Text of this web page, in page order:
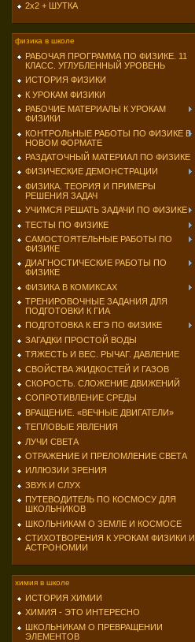
2х2 + ШУТКА
физика в школе
РАБОЧАЯ ПРОГРАММА ПО ФИЗИКЕ. 11
КЛАСС. УГЛУБЛЕННЫЙ УРОВЕНЬ
ИСТОРИЯ ФИЗИКИ
К УРОКАМ ФИЗИКИ
РАБОЧИЕ МАТЕРИАЛЫ К УРОКАМ
ФИЗИКИ
КОНТРОЛЬНЫЕ РАБОТЫ ПО ФИЗИКЕ В
НОВОМ ФОРМАТЕ
РАЗДАТОЧНЫЙ МАТЕРИАЛ ПО ФИЗИКЕ
ФИЗИЧЕСКИЕ ДЕМОНСТРАЦИИ
ФИЗИКА. ТЕОРИЯ И ПРИМЕРЫ
РЕШЕНИЯ ЗАДАЧ
УЧИМСЯ РЕШАТЬ ЗАДАЧИ ПО ФИЗИКЕ
ТЕСТЫ ПО ФИЗИКЕ
САМОСТОЯТЕЛЬНЫЕ РАБОТЫ ПО
ФИЗИКЕ
ДИАГНОСТИЧЕСКИЕ РАБОТЫ ПО
ФИЗИКЕ
ФИЗИКА В КОМИКСАХ
ТРЕНИРОВОЧНЫЕ ЗАДАНИЯ ДЛЯ
ПОДГОТОВКИ К ГИА
ПОДГОТОВКА К ЕГЭ ПО ФИЗИКЕ
ЗАГАДКИ ПРОСТОЙ ВОДЫ
ТЯЖЕСТЬ И ВЕС. РЫЧАГ. ДАВЛЕНИЕ
СВОЙСТВА ЖИДКОСТЕЙ И ГАЗОВ
СКОРОСТЬ. СЛОЖЕНИЕ ДВИЖЕНИЙ
СОПРОТИВЛЕНИЕ СРЕДЫ
ВРАЩЕНИЕ. «ВЕЧНЫЕ ДВИГАТЕЛИ»
ТЕПЛОВЫЕ ЯВЛЕНИЯ
ЛУЧИ СВЕТА
ОТРАЖЕНИЕ И ПРЕЛОМЛЕНИЕ СВЕТА
ИЛЛЮЗИИ ЗРЕНИЯ
ЗВУК И СЛУХ
ПУТЕВОДИТЕЛЬ ПО КОСМОСУ ДЛЯ
ШКОЛЬНИКОВ
ШКОЛЬНИКАМ О ЗЕМЛЕ И КОСМОСЕ
СТИХОТВОРЕНИЯ К УРОКАМ ФИЗИКИ И
АСТРОНОМИИ
химия в школе
ИСТОРИЯ ХИМИИ
ХИМИЯ - ЭТО ИНТЕРЕСНО
ШКОЛЬНИКАМ О ПРЕВРАЩЕНИИ
ЭЛЕМЕНТОВ